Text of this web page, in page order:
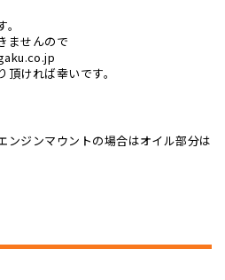
ませんので
ければ幸いです。
ンジンマウントの場合はオイル部分は